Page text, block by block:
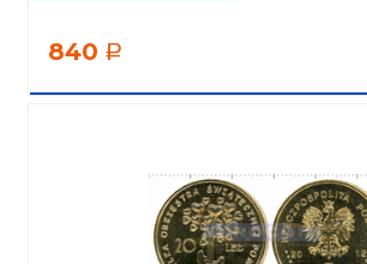
840 a